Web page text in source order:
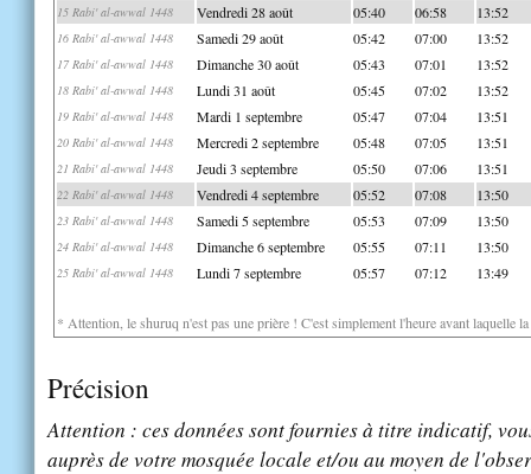
15 Rabi' al-awwal 1448 Vendredi 28 août 05:40 06:58 13:52
16 Rabi' al-awwal 1448 Samedi 29 août 05:42 07:00 13:52
17 Rabi' al-awwal 1448 Dimanche 30 août 05:43 07:01 13:52
18 Rabi' al-awwal 1448 Lundi 31 août 05:45 07:02 13:52
19 Rabi' al-awwal 1448 Mardi 1 septembre 05:47 07:04 13:51
20 Rabi' al-awwal 1448 Mercredi 2 septembre 05:48 07:05 13:51
21 Rabi' al-awwal 1448 Jeudi 3 septembre 05:50 07:06 13:51
22 Rabi' al-awwal 1448 Vendredi 4 septembre 05:52 07:08 13:50
23 Rabi' al-awwal 1448 Samedi 5 septembre 05:53 07:09 13:50
24 Rabi' al-awwal 1448 Dimanche 6 septembre 05:55 07:11 13:50
25 Rabi' al-awwal 1448 Lundi 7 septembre 05:57 07:12 13:49
* Attention, le shuruq n'est pas une prière ! C'est simplement l'heure avant laquelle
Précision
Attention : ces données sont fournies à titre indicatif,
auprès de votre mosquée locale et/ou au moyen de